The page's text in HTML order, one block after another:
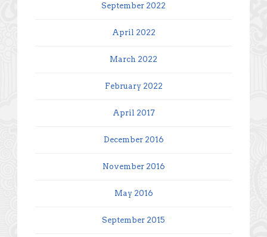
September 2022
April 2022
March 2022
February 2022
April 2017
December 2016
November 2016
May 2016
September 2015